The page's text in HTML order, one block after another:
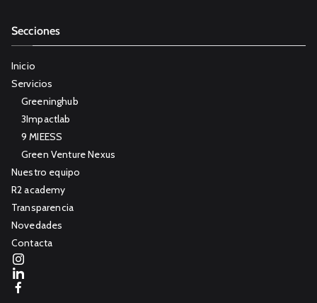
Secciones
Inicio
Servicios
Greeninghub
3Impactlab
9 MIEESS
Green Venture Nexus
Nuestro equipo
R2 academy
Transparencia
Novedades
Contacta